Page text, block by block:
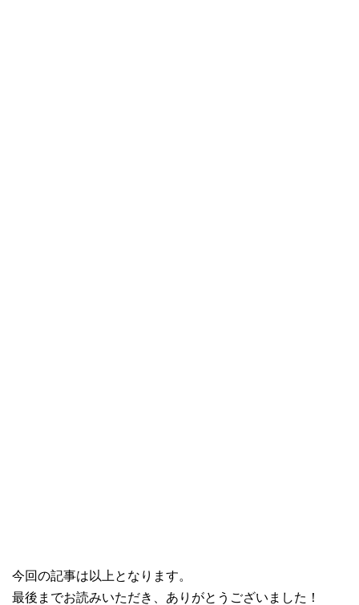
今回の記事は以上となります。
最後までお読みいただき、ありがとうございました！